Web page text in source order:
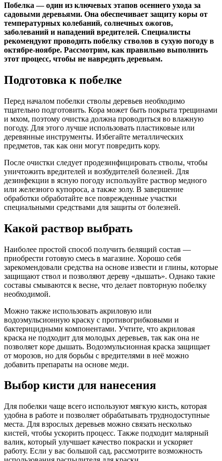
Побелка — один из ключевых этапов осеннего ухода за
садовыми деревьями. Она обеспечивает защиту коры от
температурных колебаний, солнечных ожогов,
заболеваний и нападений вредителей. Специалисты
рекомендуют проводить побелку стволов в сухую погоду в
октябре-ноябре. Рассмотрим, как правильно выполнить
этот процесс, чтобы не навредить деревьям.
Подготовка к побелке
Перед началом побелки стволы деревьев необходимо
тщательно подготовить. Кора может быть покрыта трещинами
и мхом, поэтому очистка должна проводиться во влажную
погоду. Для этого лучше использовать пластиковые или
деревянные инструменты. Избегайте металлических
предметов, так как они могут повредить кору.
После очистки следует продезинфицировать стволы, чтобы
уничтожить вредителей и возбудителей болезней. Для
дезинфекции в ясную погоду используйте раствор медного
или железного купороса, а также золу. В завершение
обработки обработайте все поврежденные участки
специальными средствами для защиты от болезней.
Какой раствор выбрать
Наиболее простой способ получить белящий состав —
приобрести готовую смесь в магазине. Хорошо себя
зарекомендовали средства на основе извести и глины, которые
защищают ствол и позволяют дереву «дышать». Однако такие
составы смываются к весне, что делает повторную побелку
необходимой.
Можно также использовать акриловую или
водоэмульсионную краску с противогрибковыми и
бактерицидными компонентами. Учтите, что акриловая
краска не подходит для молодых деревьев, так как она не
позволяет коре дышать. Водоэмульсионная краска защищает
от морозов, но для борьбы с вредителями в неё можно
добавить препараты на основе меди.
Выбор кисти для нанесения
Для побелки чаще всего используют мягкую кисть, которая
удобна в работе и позволяет обрабатывать труднодоступные
места. Для взрослых деревьев можно связать несколько
кистей, чтобы ускорить процесс. Также подходит малярный
валик, который улучшает качество покраски и ускоряет
работу. Если у вас большой сад, рассмотрите возможность